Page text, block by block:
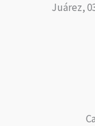
Juárez,